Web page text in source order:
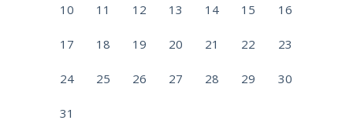
10 11 12 13 14 15 16
17 18 19 20 21 22 23
24 25 26 27 28 29 30
31